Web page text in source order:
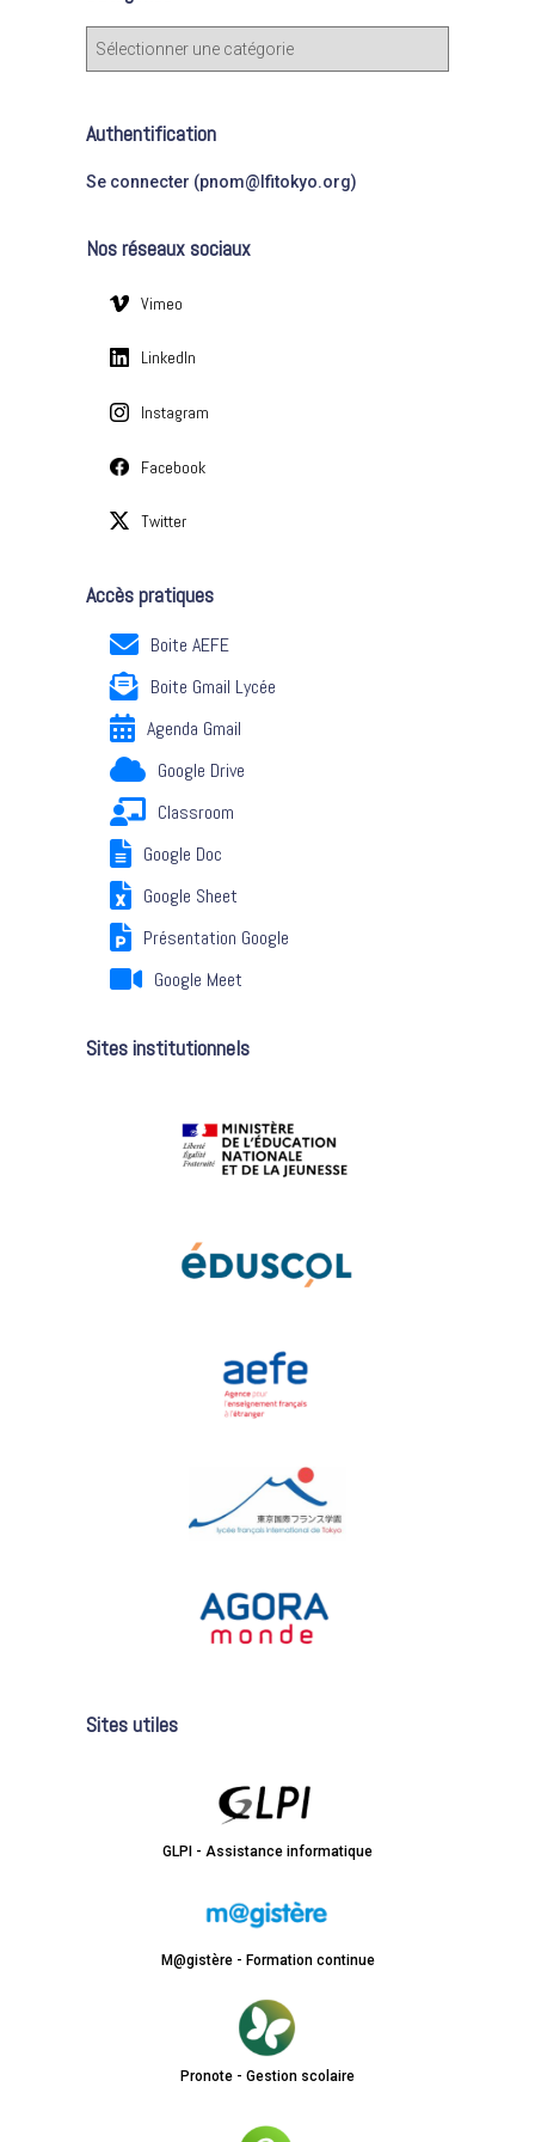
c
e
C
g
o
e
Authentification
Se connecter (pnom@lfitokyo.org)
Nos réseaux sociaux
Vimeo
LinkedIn
Instagram
Facebook
Twitter
Accès pratiques
Boite AEFE
Boite Gmail Lycée
Agenda Gmail
Google Drive
Classroom
Google Doc
Google Sheet
Présentation Google
Google Meet
Sites institutionnels
Sites utiles
GLPI - Assistance informatique
M@gistère - Formation continue
Pronote - Gestion scolaire